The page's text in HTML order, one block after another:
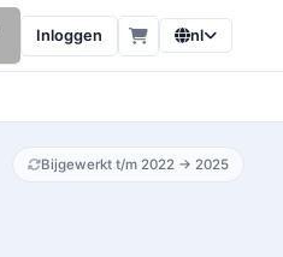
Inloggen nl
Bijgewerkt t/m 2022 → 2025